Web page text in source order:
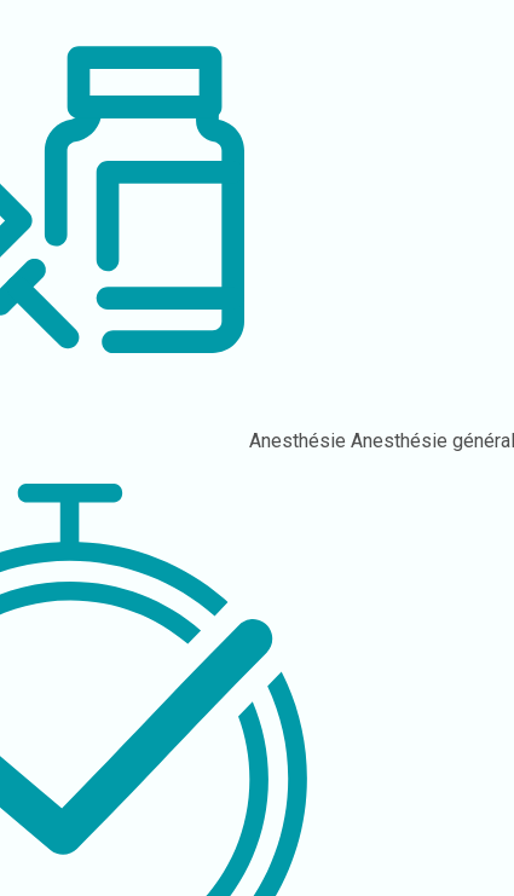
Anesthésie Anesthésie